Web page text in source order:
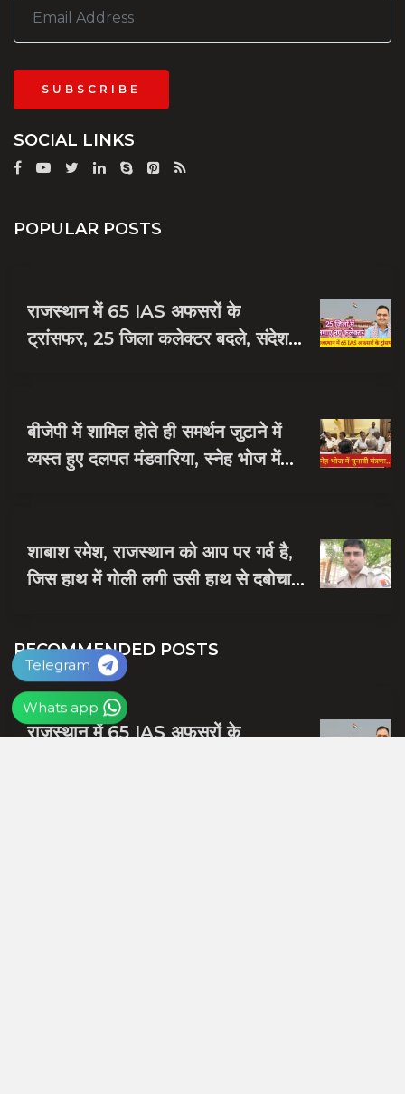
SUBSCRIBE
SOCIAL LINKS
POPULAR POSTS
राजस्थान में 65 IAS अफसरों के
ट्रांसफर, 25 जिला कलेक्टर बदले, संदेश
बीजेपी में शामिल होते ही समर्थन जुटाने में
व्यस्त हुए दलपत मंडवारिया, स्नेह भोज में
शाबाश रमेश, राजस्थान को आप पर गर्व है,
जिस हाथ में गोली लगी उसी हाथ से दबोचा
RECOMMENDED POSTS
राजस्थान में 65 IAS अफसरों के
Telegram
Whats app